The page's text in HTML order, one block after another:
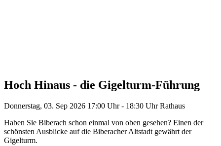
Hoch Hinaus - die Gigelturm-Führung
Donnerstag, 03. Sep 2026 17:00 Uhr - 18:30 Uhr Rathaus
Haben Sie Biberach schon einmal von oben gesehen? Einen der
schönsten Ausblicke auf die Biberacher Altstadt gewährt der
Gigelturm.